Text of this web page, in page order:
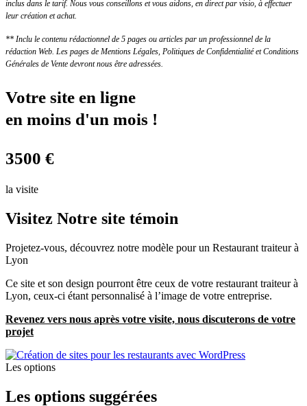
inclus dans le tarif. Nous vous conseillons et vous aidons, en direct par visio, à effectuer
leur création et achat.
** Inclu le contenu rédactionnel de 5 pages ou articles par un professionnel de la
rédaction Web. Les pages de Mentions Légales, Politiques de Confidentialité et Conditions
Générales de Vente devront nous être adressées.
Votre site en ligne
en moins d'un mois !
3500 €
la visite
Visitez Notre site témoin
Projetez-vous, découvrez notre modèle pour un Restaurant traiteur à
Lyon
Ce site et son design pourront être ceux de votre restaurant traiteur à
Lyon, ceux-ci étant personnalisé à l’image de votre entreprise.
Revenez vers nous après votre visite, nous discuterons de votre
projet
Les options
Les options suggérées